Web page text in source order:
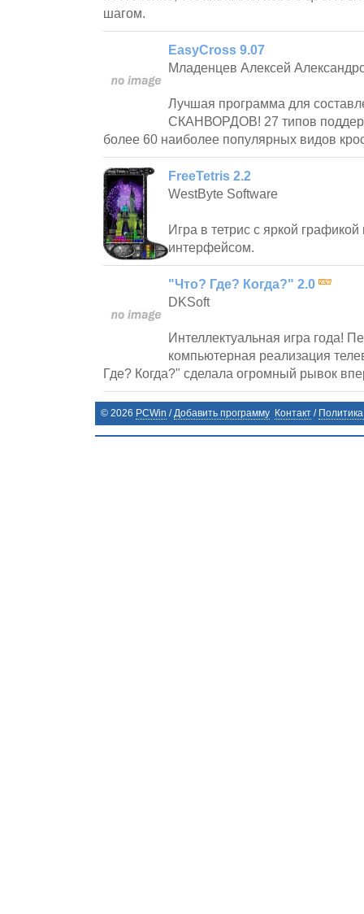
шагом.
EasyCross 9.07
Младенцев Алексей
Лучшая программа для
СКАНВОРДОВ! 27 типов
более 60 наиболее популярных видов
FreeTetris 2.2
WestByte Software
Игра в тетрис с яркой
интерфейсом.
"Что? Где? Когда?" 2.0
DKSoft
Интеллектуальная игра года!
компьютерная реализация
Где? Когда?" сделала огромный рывок
© 2026 PCWin /Добавить программу Контакт /